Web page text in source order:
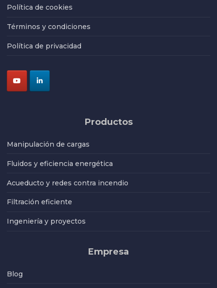
Política de cookies
Términos y condiciones
Política de privacidad
Productos
Manipulación de cargas
Fluidos y eficiencia energética
Acueducto y redes contra incendio
Filtración eficiente
Ingeniería y proyectos
Empresa
Blog